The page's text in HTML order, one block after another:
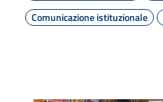
Comunicazione istituzionale